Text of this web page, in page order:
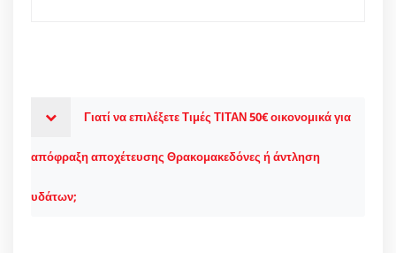
Γιατί να επιλέξετε Τιμές ΤΙΤΑΝ 50€ οικονομικά για
απόφραξη αποχέτευσης Θρακομακεδόνες ή άντληση
υδάτων;